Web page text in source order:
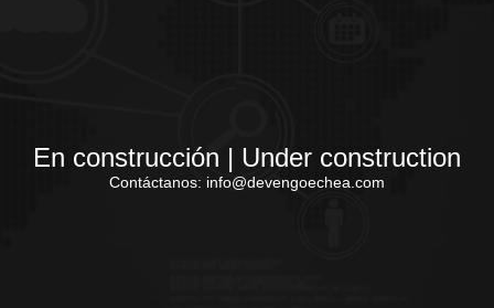
En construcción | Under construction
Contáctanos: info@devengoechea.com